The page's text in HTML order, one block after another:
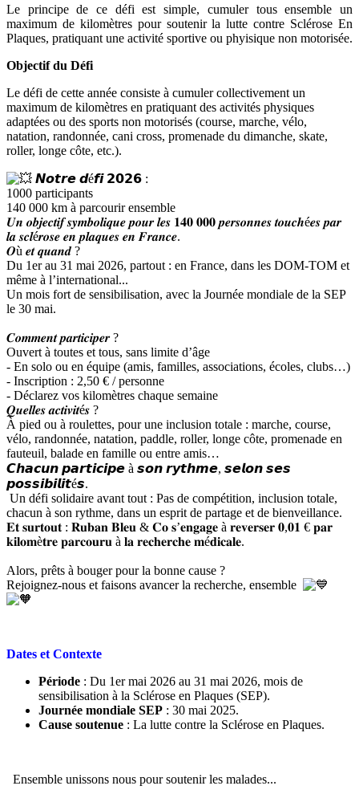
Le principe de ce défi est simple, cumuler tous ensemble un
maximum de kilomètres pour soutenir la lutte contre Sclérose En
Plaques, pratiquant une activité sportive ou phyisique non motorisée.
Objectif du Défi
Le défi de cette année consiste à cumuler collectivement un
maximum de kilomètres en pratiquant des activités physiques
adaptées ou des sports non motorisés (course, marche, vélo,
natation, randonnée, cani cross, promenade du dimanche, skate,
roller, longe côte, etc.).
𝙉𝙤𝙩𝙧𝙚 𝙙é𝙛𝙞 𝟮𝟬𝟮𝟲 :
1000 participants
140 000 km à parcourir ensemble
𝑼𝒏 𝒐𝒃𝒋𝒆𝒄𝒕𝒊𝒇 𝒔𝒚𝒎𝒃𝒐𝒍𝒊𝒒𝒖𝒆 𝒑𝒐𝒖𝒓 𝒍𝒆𝒔 𝟏𝟒𝟎 𝟎𝟎𝟎 𝒑𝒆𝒓𝒔𝒐𝒏𝒏𝒆𝒔 𝒕𝒐𝒖𝒄𝒉é𝒆𝒔 𝒑𝒂𝒓
𝒍𝒂 𝒔𝒄𝒍é𝒓𝒐𝒔𝒆 𝒆𝒏 𝒑𝒍𝒂𝒒𝒖𝒆𝒔 𝒆𝒏 𝑭𝒓𝒂𝒏𝒄𝒆.
𝑶ù 𝒆𝒕 𝒒𝒖𝒂𝒏𝒅 ?
Du 1er au 31 mai 2026, partout : en France, dans les DOM-TOM et
même à l’international...
Un mois fort de sensibilisation, avec la Journée mondiale de la SEP
le 30 mai.
𝑪𝒐𝒎𝒎𝒆𝒏𝒕 𝒑𝒂𝒓𝒕𝒊𝒄𝒊𝒑𝒆𝒓 ?
Ouvert à toutes et tous, sans limite d’âge
- En solo ou en équipe (amis, familles, associations, écoles, clubs…)
- Inscription : 2,50 € / personne
- Déclarez vos kilomètres chaque semaine
𝑸𝒖𝒆𝒍𝒍𝒆𝒔 𝒂𝒄𝒕𝒊𝒗𝒊𝒕é𝒔 ?
À pied ou à roulettes, pour une inclusion totale : marche, course,
vélo, randonnée, natation, paddle, roller, longe côte, promenade en
fauteuil, balade en famille ou entre amis…
𝘾𝙝𝙖𝙘𝙪𝙣 𝙥𝙖𝙧𝙩𝙞𝙘𝙞𝙥𝙚 à 𝙨𝙤𝙣 𝙧𝙮𝙩𝙝𝙢𝙚, 𝙨𝙚𝙡𝙤𝙣 𝙨𝙚𝙨
𝙥𝙤𝙨𝙨𝙞𝙗𝙞𝙡𝙞𝙩é𝙨.
Un défi solidaire avant tout : Pas de compétition, inclusion totale,
chacun à son rythme, dans un esprit de partage et de bienveillance.
𝐄𝐭 𝐬𝐮𝐫𝐭𝐨𝐮𝐭 : 𝐑𝐮𝐛𝐚𝐧 𝐁𝐥𝐞𝐮 & 𝐂𝐨 𝐬’𝐞𝐧𝐠𝐚𝐠𝐞 à 𝐫𝐞𝐯𝐞𝐫𝐬𝐞𝐫 𝟎,𝟎𝟏 € 𝐩𝐚𝐫
𝐤𝐢𝐥𝐨𝐦è𝐭𝐫𝐞 𝐩𝐚𝐫𝐜𝐨𝐮𝐫𝐮 à 𝐥𝐚 𝐫𝐞𝐜𝐡𝐞𝐫𝐜𝐡𝐞 𝐦é𝐝𝐢𝐜𝐚𝐥𝐞.
Alors, prêts à bouger pour la bonne cause ?
Rejoignez-nous et faisons avancer la recherche, ensemble
Dates et Contexte
Période : Du 1er mai 2026 au 31 mai 2026, mois de
sensibilisation à la Sclérose en Plaques (SEP).
Journée mondiale SEP : 30 mai 2025.
Cause soutenue : La lutte contre la Sclérose en Plaques.
Ensemble unissons nous pour soutenir les malades...